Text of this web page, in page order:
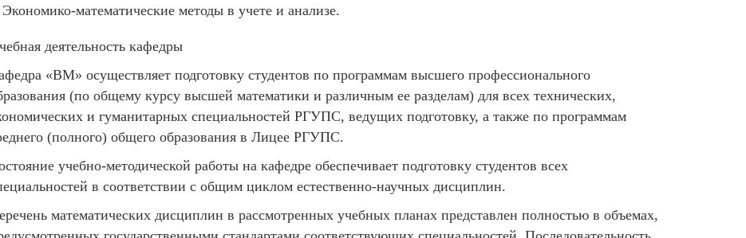
Экономико-математические методы в учете и анализе.
деятельность кафедры
«ВМ» осуществляет подготовку студентов по программам высшего профессионального
(по общему курсу высшей математики и различным ее разделам) для всех технических,
и гуманитарных специальностей РГУПС, ведущих подготовку, а также по программам
(полного) общего образования в Лицее РГУПС.
учебно-методической работы на кафедре обеспечивает подготовку студентов всех
в соответствии с общим циклом естественно-научных дисциплин.
математических дисциплин в рассмотренных учебных планах представлен полностью в объемах,